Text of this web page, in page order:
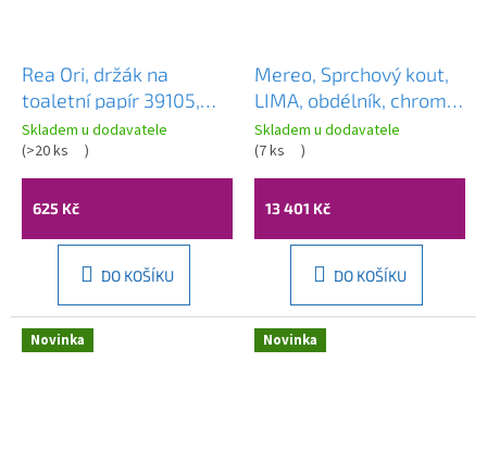
Rea Ori, držák na
toaletní papír 39105,
zlatá matná, REA-
98064
Skladem u dodavatele
(>20 ks )
625 Kč
DO KOŠÍKU
Mereo, Sprchový kout,
LIMA, obdélník, chrom
ALU, sklo Point,
CK87122K
Skladem u dodavatele
(7 ks )
13 401 Kč
DO KOŠÍKU
Novinka Novinka